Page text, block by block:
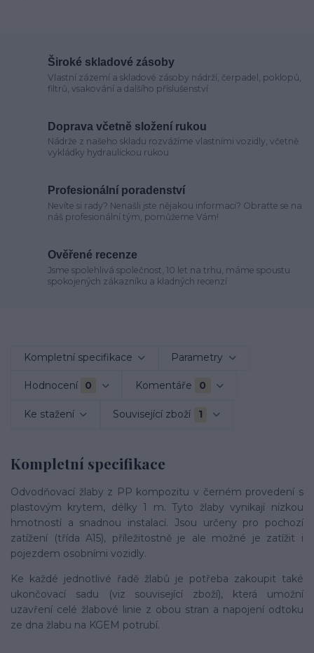
Široké skladové zásoby
Vlastní zázemí a skladové zásoby nádrží, čerpadel, poklopů,
filtrů, vsakování a dalšího příslušenství
Doprava včetně složení rukou
Nádrže z našeho skladu rozvážíme vlastními vozidly, včetně
vykládky hydraulickou rukou
Profesionální poradenství
Nevíte si rady? Nenašli jste nějakou informaci? Obraťte se na
náš profesionální tým, pomůžeme Vám!
Ověřené recenze
Jsme spolehlivá společnost, 10 let na trhu, máme spoustu
spokojených zákazníku a kladných recenzí
Kompletní specifikace Parametry
Hodnocení 0 Komentáře 0
Ke stažení Související zboží 1
Kompletní specifikace
Odvodňovací žlaby z PP kompozitu v černém provedení s
plastovým krytem, délky 1 m. Tyto žlaby vynikají nízkou
hmotností a snadnou instalací. Jsou určeny pro pochozí
zatížení (třída A15), příležitostně je ale možné je zatížit i
pojezdem osobními vozidly.
Ke každé jednotlivé řadě žlabů je potřeba zakoupit také
ukončovací sadu (viz související zboží), která umožní
uzavření celé žlabové linie z obou stran a napojení odtoku
ze dna žlabu na KGEM potrubí.